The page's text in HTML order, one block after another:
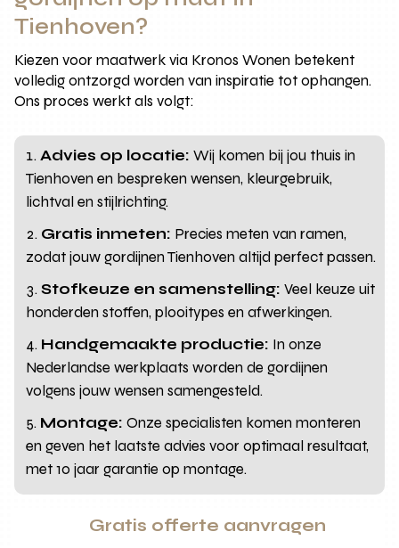
Tienhoven?
Kiezen voor maatwerk via Kronos Wonen betekent
volledig ontzorgd worden van inspiratie tot ophangen.
Ons proces werkt als volgt:
Advies op locatie: Wij komen bij jou thuis in
Tienhoven en bespreken wensen, kleurgebruik,
lichtval en stijlrichting.
Gratis inmeten: Precies meten van ramen,
zodat jouw gordijnen Tienhoven altijd perfect passen.
Stofkeuze en samenstelling: Veel keuze uit
honderden stoffen, plooitypes en afwerkingen.
Handgemaakte productie: In onze
Nederlandse werkplaats worden de gordijnen
volgens jouw wensen samengesteld.
Montage: Onze specialisten komen monteren
en geven het laatste advies voor optimaal resultaat,
met 10 jaar garantie op montage.
Gratis offerte aanvragen